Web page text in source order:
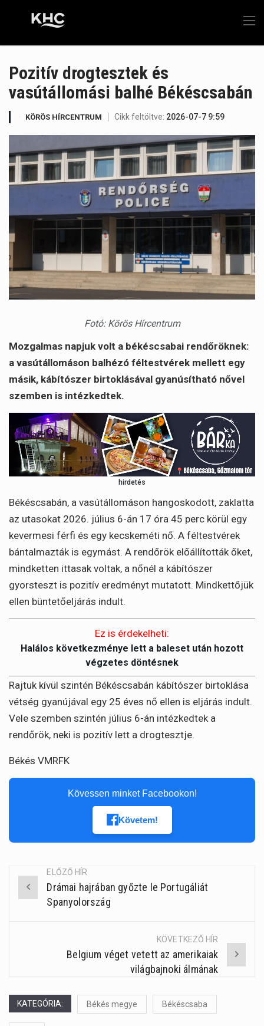
Pozitív drogtesztek és
vasútállomási balhé Békéscsabán
KÖRÖS HÍRCENTRUM Cikk feltöltve: 2026-07-7 9:59
Fotó: Körös Hírcentrum
Mozgalmas napjuk volt a békéscsabai rendőröknek:
a vasútállomáson balhézó féltestvérek mellett egy
másik, kábítószer birtoklásával gyanúsítható nővel
szemben is intézkedtek.
hirdetés
Békéscsabán, a vasútállomáson hangoskodott, zaklatta
az utasokat 2026. július 6-án 17 óra 45 perc körül egy
kevermesi férfi és egy kecskeméti nő. A féltestvérek
bántalmazták is egymást. A rendőrök előállították őket,
mindketten ittasak voltak, a nőnél a kábítószer
gyorsteszt is pozitív eredményt mutatott. Mindkettőjük
ellen büntetőeljárás indult.
Ez is érdekelheti:
Halálos következménye lett a baleset után hozott
végzetes döntésnek
Rajtuk kívül szintén Békéscsabán kábítószer birtoklása
vétség gyanújával egy 25 éves nő ellen is eljárás indult.
Vele szemben szintén július 6-án intézkedtek a
rendőrök, neki is pozitív lett a drogtesztje.
Békés VMRFK
Kövessen minket Facebookon!
Követem!
Post
navigation
ELŐZŐ HÍR
Drámai hajrában győzte le Portugáliát
Spanyolország
KÖVETKEZŐ HÍR
Belgium véget vetett az amerikaiak
világbajnoki álmának
KATEGÓRIA: Békés megye Békéscsaba